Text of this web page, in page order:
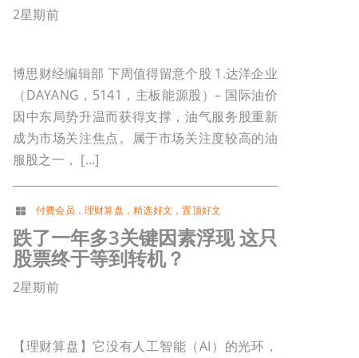
2星期前
博思财经编辑部 下周值得留意个股 1.达洋企业
（DAYANG，5141，主板能源股）– 国际油价
因中东局势升温而获得支撑，油气服务股重新
成为市场关注焦点。属于市场关注度较高的油
服股之一， […]
付费会员 ，理财算盘 ，精选好文 ，置顶好文
跌了一年多3关键因素浮现 这只
股票终于等到转机？
2星期前
【理财算盘】它没有人工智能（AI）的光环，